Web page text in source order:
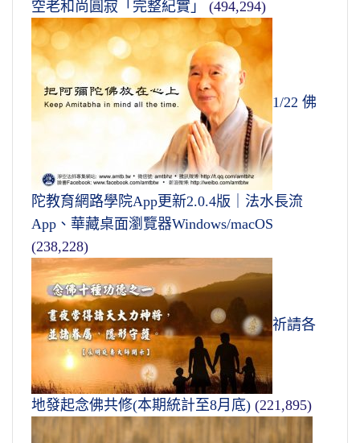
空老和尚圓寂「完整紀實」 (494,294)
1/22 佛
陀教育網路學院App更新2.0.4版｜法水長流
App、華藏桌面瀏覽器Windows/macOS
(238,228)
祈請各
地發起念佛共修(本期統計至8月底) (221,895)